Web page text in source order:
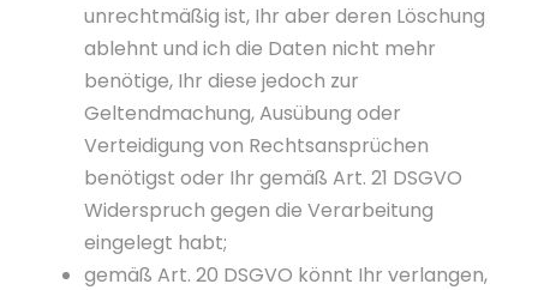
unrechtmäßig ist, Ihr aber deren Löschung
ablehnt und ich die Daten nicht mehr
benötige, Ihr diese jedoch zur
Geltendmachung, Ausübung oder
Verteidigung von Rechtsansprüchen
benötigst oder Ihr gemäß Art. 21 DSGVO
Widerspruch gegen die Verarbeitung
eingelegt habt;
gemäß Art. 20 DSGVO könnt Ihr verlangen,